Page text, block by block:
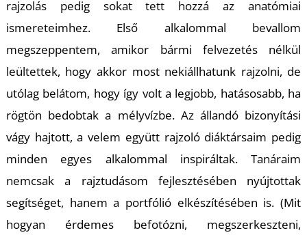
rajzolás pedig sokat tett hozzá az anatómiai
ismereteimhez. Első alkalommal bevallom
megszeppentem, amikor bármi felvezetés nélkül
leültettek, hogy akkor most nekiállhatunk rajzolni, de
utólag belátom, hogy így volt a legjobb, hatásosabb, ha
rögtön bedobtak a mélyvízbe. Az állandó bizonyítási
vágy hajtott, a velem együtt rajzoló diáktársaim pedig
minden egyes alkalommal inspiráltak. Tanáraim
nemcsak a rajztudásom fejlesztésében nyújtottak
segítséget, hanem a portfólió elkészítésében is. (Mit
hogyan érdemes befotózni, megszerkeszteni,